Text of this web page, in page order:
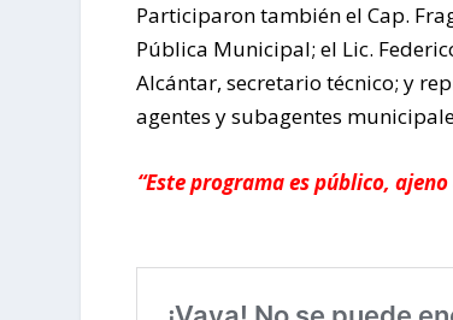
Participaron también el Cap.
Pública Municipal; el Lic.
Alcántar, secretario técnico; y
agentes y subagentes
“Este programa es público,